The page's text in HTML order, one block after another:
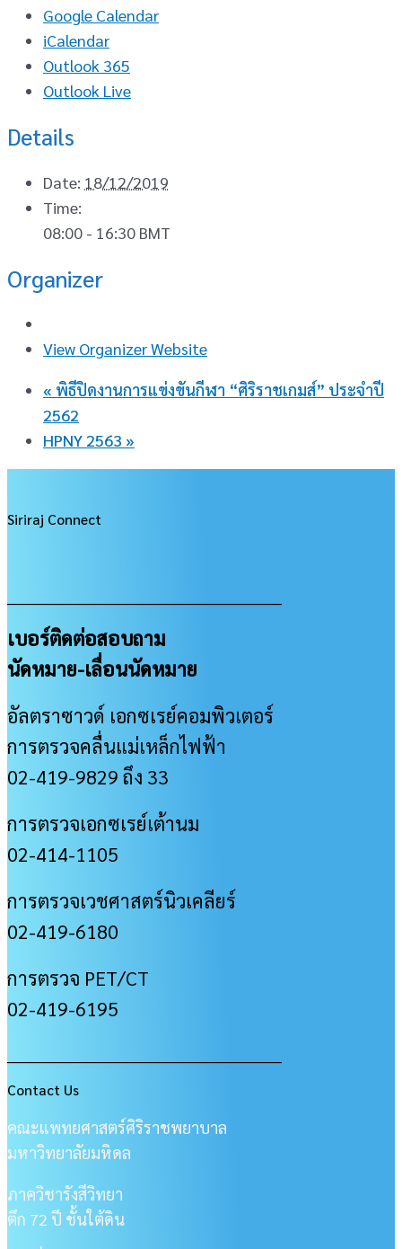
Google Calendar
iCalendar
Outlook 365
Outlook Live
Details
Date: 18/12/2019
Time:
08:00 - 16:30 BMT
Organizer
View Organizer Website
« พิธีปิดงานการแข่งขันกีฬา “ศิริราชเกมส์” ประจำปี
2562
HPNY 2563 »
Siriraj Connect
เบอร์ติดต่อสอบถาม
นัดหมาย-เลื่อนนัดหมาย
อัลตราซาวด์ เอกซเรย์คอมพิวเตอร์
การตรวจคลื่นแม่เหล็กไฟฟ้า
02-419-9829 ถึง 33
การตรวจเอกซเรย์เต้านม
02-414-1105
การตรวจเวชศาสตร์นิวเคลียร์
02-419-6180
การตรวจ PET/CT
02-419-6195
Contact Us
คณะแพทยศาสตร์ศิริราชพยาบาล
มหาวิทยาลัยมหิดล
ภาควิชารังสีวิทยา
ตึก 72 ปี ชั้นใต้ดิน